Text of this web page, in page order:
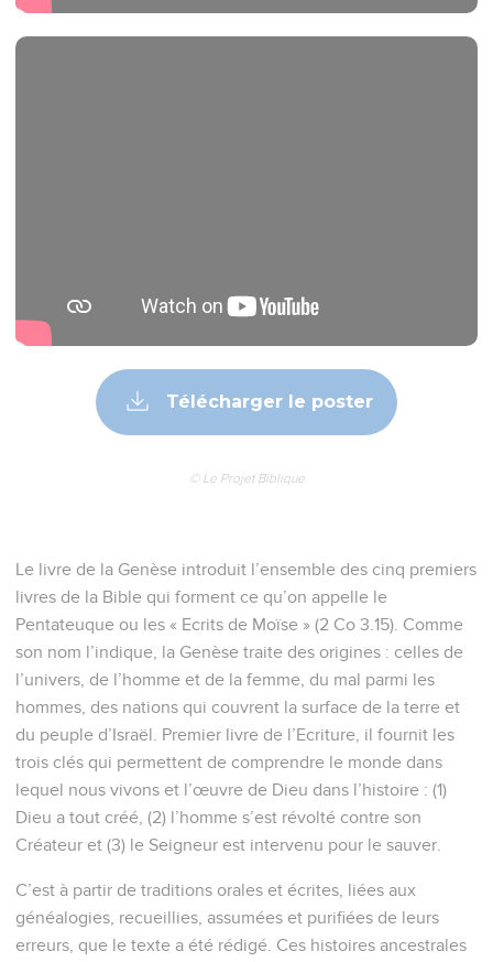
Télécharger le poster
© Le Projet Biblique
Le livre de la Genèse introduit l’ensemble des cinq premiers
livres de la Bible qui forment ce qu’on appelle le
Pentateuque ou les « Ecrits de Moïse » (2 Co 3.15). Comme
son nom l’indique, la Genèse traite des origines : celles de
l’univers, de l’homme et de la femme, du mal parmi les
hommes, des nations qui couvrent la surface de la terre et
du peuple d’Israël. Premier livre de l’Ecriture, il fournit les
trois clés qui permettent de comprendre le monde dans
lequel nous vivons et l’œuvre de Dieu dans l’histoire : (1)
Dieu a tout créé, (2) l’homme s’est révolté contre son
Créateur et (3) le Seigneur est intervenu pour le sauver.
C’est à partir de traditions orales et écrites, liées aux
généalogies, recueillies, assumées et purifiées de leurs
erreurs, que le texte a été rédigé. Ces histoires ancestrales